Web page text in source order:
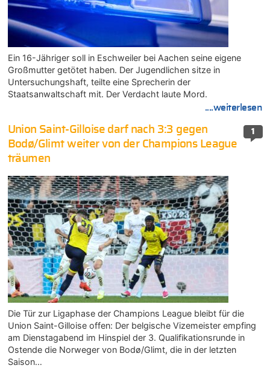
Ein 16-Jähriger soll in Eschweiler bei Aachen seine eigene
Großmutter getötet haben. Der Jugendlichen sitze in
Untersuchungshaft, teilte eine Sprecherin der
Staatsanwaltschaft mit. Der Verdacht laute Mord.
....weiterlesen
1
Union Saint-Gilloise darf nach 3:3 gegen
Bodø/Glimt weiter von der Champions League
träumen
Die Tür zur Ligaphase der Champions League bleibt für die
Union Saint-Gilloise offen: Der belgische Vizemeister empfing
am Dienstagabend im Hinspiel der 3. Qualifikationsrunde in
Ostende die Norweger von Bodø/Glimt, die in der letzten
Saison…